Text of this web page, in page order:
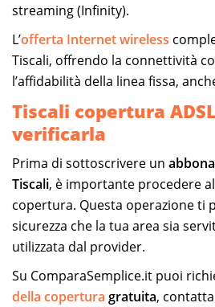
streaming (Infinity).
L’offerta Internet wireless
Tiscali, offrendo la connettività
l’affidabilità della linea fissa,
Tiscali copertura
verificarla
Prima di sottoscrivere un
Tiscali, è importante procedere
copertura. Questa operazione ti
sicurezza che la tua area sia
utilizzata dal provider.
Su ComparaSemplice.it puoi
della copertura gratuita,